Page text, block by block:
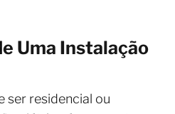
Uma Instalação
ser residencial ou